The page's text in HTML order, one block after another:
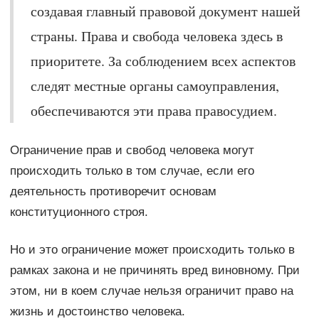
создавая главный правовой документ нашей
страны. Права и свобода человека здесь в
приоритете. За соблюдением всех аспектов
следят местные органы самоуправления,
обеспечиваются эти права правосудием.
Ограничение прав и свобод человека могут
происходить только в том случае, если его
деятельность противоречит основам
конституционного строя.
Но и это ограничение может происходить только в
рамках закона и не причинять вред виновному. При
этом, ни в коем случае нельзя ограничит право на
жизнь и достоинство человека.